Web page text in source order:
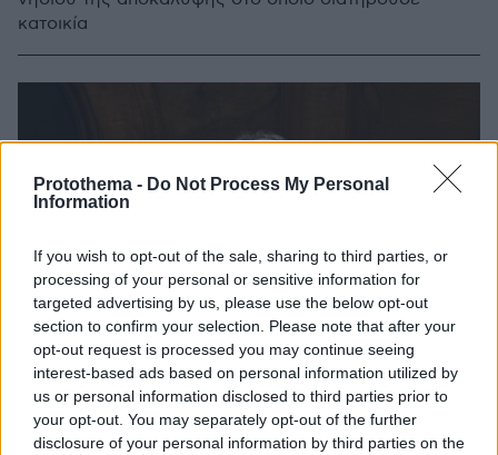
Protothema - Do Not Process My Personal
Information
If you wish to opt-out of the sale, sharing to third parties, or
processing of your personal or sensitive information for
targeted advertising by us, please use the below opt-out
section to confirm your selection. Please note that after your
opt-out request is processed you may continue seeing
interest-based ads based on personal information utilized by
us or personal information disclosed to third parties prior to
your opt-out. You may separately opt-out of the further
disclosure of your personal information by third parties on the
κατοικία